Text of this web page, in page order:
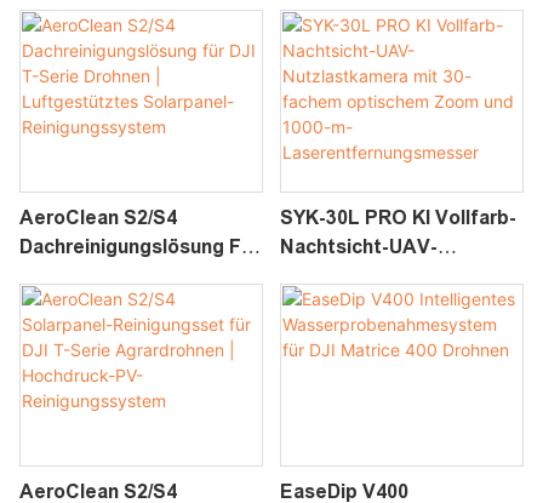
AeroClean S2/S4
Dachreinigungslösung Für
Luftgestütztes
Solarpanel-
Reinigungssystem
SYK-30L PRO KI Vollfarb-
Nachtsicht-UAV-
Fachem Optischem Zoom
Und 1000-M-
Laserentfernungsmesser
AeroClean S2/S4
EaseDip V400